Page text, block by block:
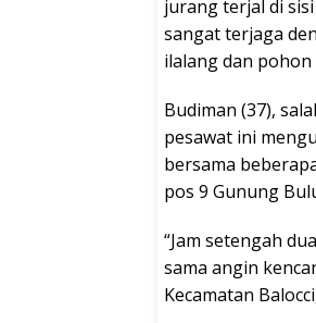
jurang terjal di
sangat terjaga
ilalang dan
Budiman (37),
pesawat ini
bersama
pos 9 Gunung
“Jam setengah
sama angin
Kecamatan